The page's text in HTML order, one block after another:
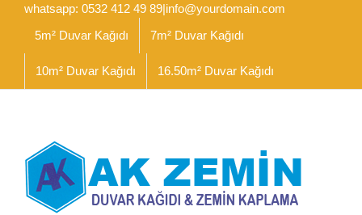
İçeriğewhatsapp: 0532 412 49 89|info@yourdomain.com
5m² Duvar Kağıdı
7m² Duvar Kağıdı
10m² Duvar Kağıdı 16.50m² Duvar Kağıdı